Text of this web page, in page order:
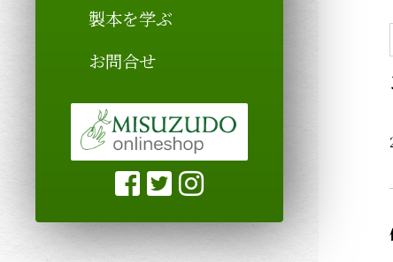
製本を学ぶ
お問合せ